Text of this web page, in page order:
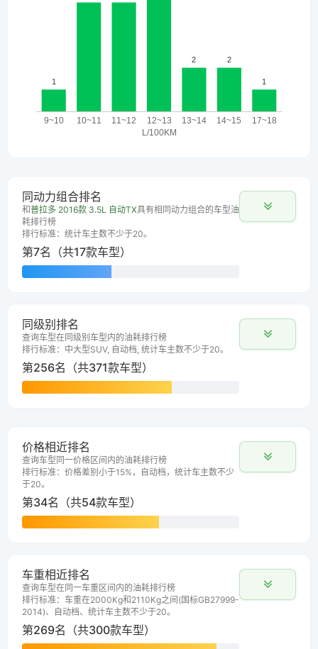
同动力组合排名
和普拉多 2016款 3.5L 自动TX具有相同动力组合的车型油
耗排行榜
排行标准：统计车主数不少于20。
第7名（共17款车型）
同级别排名
查询车型在同级别车型内的油耗排行榜
排行标准：中大型SUV, 自动档, 统计车主数不少于20。
第256名（共371款车型）
价格相近排名
查询车型同一价格区间内的油耗排行榜
排行标准：价格差别小于15%，自动档，统计车主数不少
于20。
第34名（共54款车型）
车重相近排名
查询车型在同一车重区间内的油耗排行榜
排行标准：车重在2000Kg和2110Kg之间(国标GB27999-
2014)、自动档、统计车主数不少于20。
第269名（共300款车型）